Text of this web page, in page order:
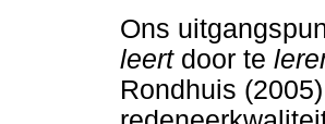
Ons
leertdoor te
Rondhuis